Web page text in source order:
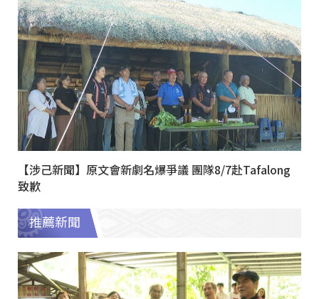
【涉己新聞】原文會新劇名爆爭議 團隊8/7赴Tafalong
致歉
推薦新聞